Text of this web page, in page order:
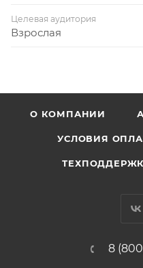
Целевая аудитория
Взрослая
О КОМПАНИИ
УСЛОВИЯ
8